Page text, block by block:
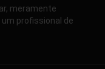
meramente
profissional de